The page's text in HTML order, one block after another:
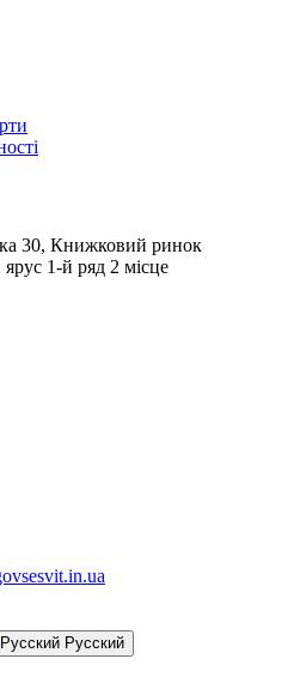
30, Книжковий ринок
1-й ряд 2 місце
Русский